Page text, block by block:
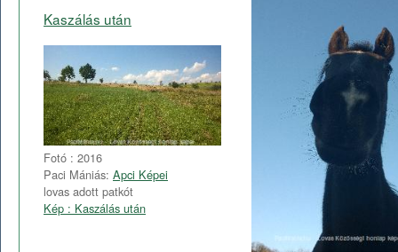
Kaszálás után
Fotó : 2016
Paci Mániás: Apci Képei
lovas adott patkót
Kép : Kaszálás után